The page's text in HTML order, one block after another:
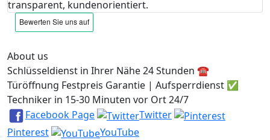
transparent, kundenorientiert.
About us
Schlüsseldienst in Ihrer Nähe 24 Stunden ☎️
Türöffnung Festpreis Garantie | Aufsperrdienst ✅
Techniker in 15-30 Minuten vor Ort 24/7
Facebook Page
Twitter
Pinterest
YouTube